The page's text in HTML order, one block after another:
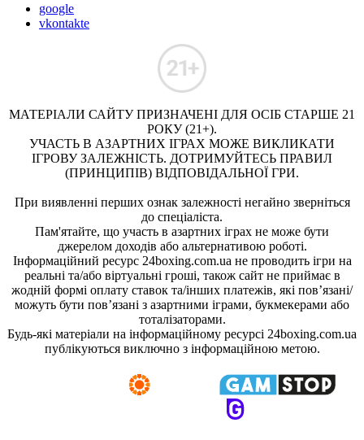
google
vkontakte
МАТЕРІАЛИ САЙТУ ПРИЗНАЧЕНІ ДЛЯ ОСІБ СТАРШЕ 21
РОКУ (21+).
УЧАСТЬ В АЗАРТНИХ ІГРАХ МОЖЕ ВИКЛИКАТИ
ІГРОВУ ЗАЛЕЖНІСТЬ. ДОТРИМУЙТЕСЬ ПРАВИЛ
(ПРИНЦИПІВ) ВІДПОВІДАЛЬНОЇ ГРИ.
При виявленні перших ознак залежності негайно зверніться
до спеціаліста.
Пам'ятайте, що участь в азартних іграх не може бути
джерелом доходів або альтернативою роботі.
Інформаційний ресурс 24boxing.com.ua не проводить ігри на
реальні та/або віртуальні гроші, також сайт не приймає в
жодній формі оплату ставок та/інших платежів, які пов’язані/
можуть бути пов’язані з азартними іграми, букмекерами або
тоталізаторами.
Будь-які матеріали на інформаційному ресурсі 24boxing.com.ua
публікуються виключно з інформаційною метою.